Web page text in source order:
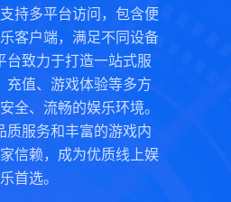
持多平台访问，包含便
客户端，满足不同设备
台致力于打造一站式服
充值、游戏体验等多方
全、流畅的娱乐环境。
质服务和丰富的游戏内
信赖，成为优质线上娱
乐首选。